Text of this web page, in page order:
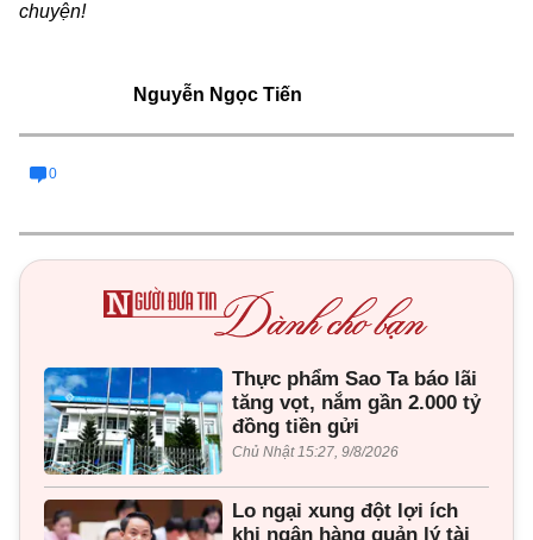
chuyện!
Nguyễn Ngọc Tiến
0
Thực phẩm Sao Ta báo lãi
tăng vọt, nắm gần 2.000 tỷ
đồng tiền gửi
Chủ Nhật 15:27, 9/8/2026
Lo ngại xung đột lợi ích
khi ngân hàng quản lý tài